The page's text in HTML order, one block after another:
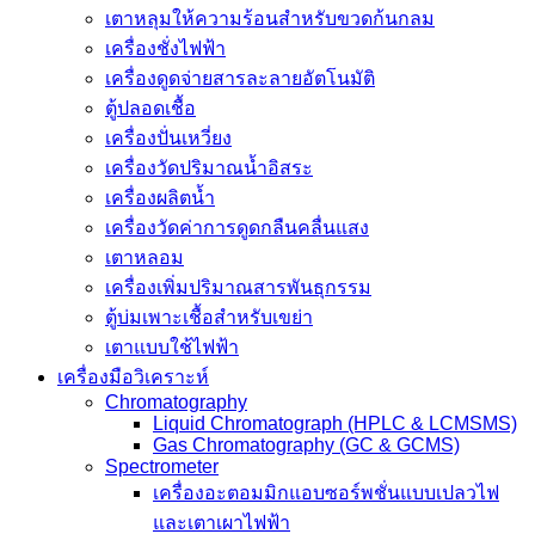
เตาหลุมให้ความร้อนสำหรับขวดก้นกลม
เครื่องชั่งไฟฟ้า
เครื่องดูดจ่ายสารละลายอัตโนมัติ
ตู้ปลอดเชื้อ
เครื่องปั่นเหวี่ยง
เครื่องวัดปริมาณน้ำอิสระ
เครื่องผลิตน้ำ
เครื่องวัดค่าการดูดกลืนคลื่นแสง
เตาหลอม
เครื่องเพิ่มปริมาณสารพันธุกรรม
ตู้บ่มเพาะเชื้อสำหรับเขย่า
เตาแบบใช้ไฟฟ้า
เครื่องมือวิเคราะห์
Chromatography
Liquid Chromatograph (HPLC & LCMSMS)
Gas Chromatography (GC & GCMS)
Spectrometer
เครื่องอะตอมมิกแอบซอร์พชั่นแบบเปลวไฟ
และเตาเผาไฟฟ้า